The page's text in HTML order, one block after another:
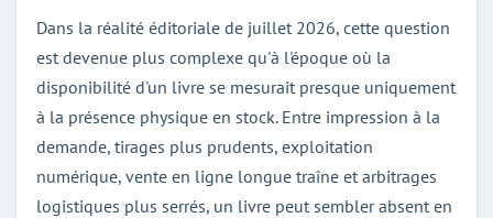
Dans la réalité éditoriale de juillet 2026, cette question
est devenue plus complexe qu'à l'époque où la
disponibilité d'un livre se mesurait presque uniquement
à la présence physique en stock. Entre impression à la
demande, tirages plus prudents, exploitation
numérique, vente en ligne longue traîne et arbitrages
logistiques plus serrés, un livre peut sembler absent en